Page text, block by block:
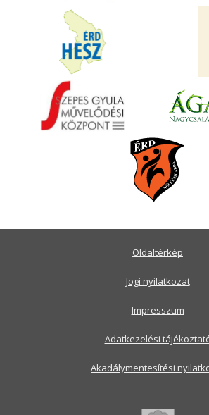
Oldaltérkép
Jogi nyilatkozat
Impresszum
Adatkezelési
Akadálymentesítési